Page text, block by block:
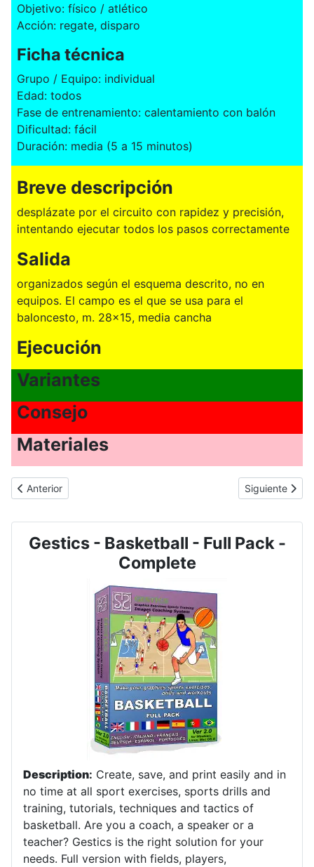
Objetivo: físico / atlético
Acción: regate, disparo
Ficha técnica
Grupo / Equipo: individual
Edad: todos
Fase de entrenamiento: calentamiento con balón
Dificultad: fácil
Duración: media (5 a 15 minutos)
Breve descripción
desplázate por el circuito con rapidez y precisión,
intentando ejecutar todos los pasos correctamente
Salida
organizados según el esquema descrito, no en
equipos. El campo es el que se usa para el
baloncesto, m. 28x15, media cancha
Ejecución
Variantes
Consejo
Materiales
Artículo anterior: BALONCESTO - N.3074 - Toccamuro, partido
Anterior Artículo
Siguiente
Gestics - Basketball - Full Pack -
Complete
Description: Create, save, and print easily and in
no time at all sport exercises, sports drills and
training, tutorials, techniques and tactics of
basketball. Are you a coach, a speaker or a
teacher? Gestics is the right solution for your
needs. Full version with fields, players,